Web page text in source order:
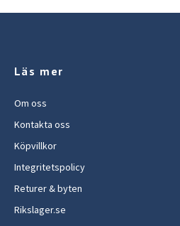
Läs mer
Om oss
Kontakta oss
Köpvillkor
Integritetspolicy
Returer & byten
Rikslager.se